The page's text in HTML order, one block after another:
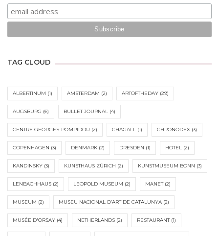
TAG CLOUD
ALBERTINUM (1) AMSTERDAM (2) ARTOFTHEDAY (29)
AUGSBURG (6) BULLET JOURNAL (4)
CENTRE GEORGES-POMPIDOU (2) CHAGALL (1) CHRONODEX (3)
COPENHAGEN (3) DENMARK (2) DRESDEN (1) HOTEL (2)
KANDINSKY (3) KUNSTHAUS ZÜRICH (2) KUNSTMUSEUM BONN (3)
LENBACHHAUS (2) LEOPOLD MUSEUM (2) MANET(2)
MUSEUM (2) MUSEU NACIONAL D’ART DE CATALUNYA (2)
MUSÉE D'ORSAY (4) NETHERLANDS (2) RESTAURANT(1)